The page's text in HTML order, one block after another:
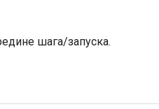
шага/запуска.